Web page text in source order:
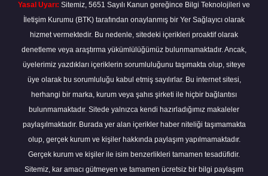
Yasal Uyarı: Sitemiz, 5651 Sayılı Kanun gereğince Bilgi Teknolojileri ve
İletişim Kurumu (BTK) tarafından onaylanmış bir Yer Sağlayıcı olarak
hizmet vermektedir. Bu nedenle, sitedeki içerikleri proaktif olarak
denetleme veya araştırma yükümlülüğümüz bulunmamaktadır. Ancak,
üyelerimiz yazdıkları içeriklerin sorumluluğunu taşımakta olup, siteye
üye olarak bu sorumluluğu kabul etmiş sayılırlar. Bu internet sitesi,
herhangi bir marka, kurum veya şahıs şirketi ile hiçbir bağlantısı
bulunmamaktadır. Sitede yalnızca kendi hazırladığımız makaleler
paylaşılmaktadır. Burada yer alan içerikler haber niteliği taşımamakta
olup, gerçek kurum ve kişiler hakkında paylaşım yapılmamaktadır.
Gerçek kurum ve kişiler ile isim benzerlikleri tamamen tesadüfidir.
Sitemiz, kar amacı gütmeyen ve tamamen ücretsiz bir bilgi paylaşım